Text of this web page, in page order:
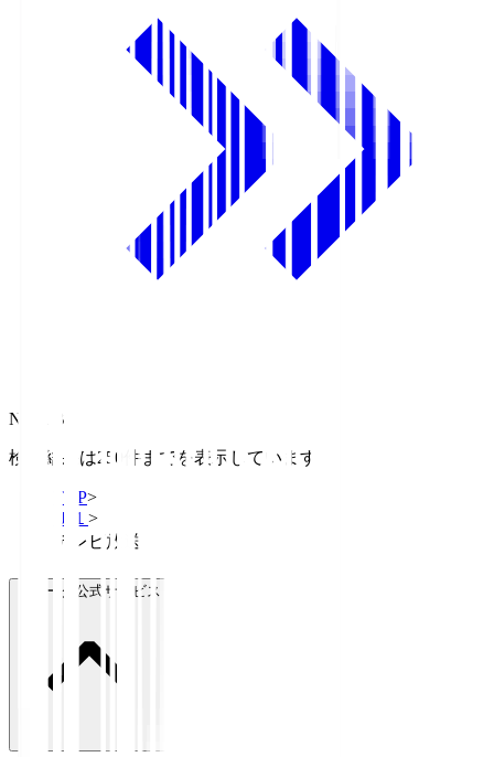
NHK BS
検索結果は250件までを表示しています
TOP>
Ｊ１ >
テレビ放送
Ｊリーグ公式サービス